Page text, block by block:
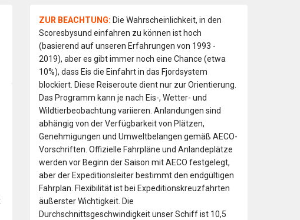
ZUR BEACHTUNG: Die Wahrscheinlichkeit, in den
Scoresbysund einfahren zu können ist hoch
(basierend auf unseren Erfahrungen von 1993 -
2019), aber es gibt immer noch eine Chance (etwa
10%), dass Eis die Einfahrt in das Fjordsystem
blockiert. Diese Reiseroute dient nur zur Orientierung.
Das Programm kann je nach Eis-, Wetter- und
Wildtierbeobachtung variieren. Anlandungen sind
abhängig von der Verfügbarkeit von Plätzen,
Genehmigungen und Umweltbelangen gemäß AECO-
Vorschriften. Offizielle Fahrpläne und Anlandeplätze
werden vor Beginn der Saison mit AECO festgelegt,
aber der Expeditionsleiter bestimmt den endgültigen
Fahrplan. Flexibilität ist bei Expeditionskreuzfahrten
äußerster Wichtigkeit. Die
Durchschnittsgeschwindigkeit unser Schiff ist 10,5